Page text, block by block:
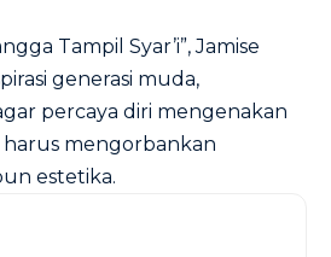
Tampil Syar’i”, Jamise
generasi muda,
percaya diri mengenakan
harus mengorbankan
estetika.